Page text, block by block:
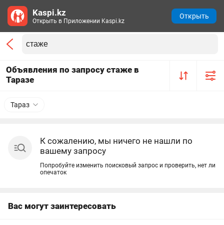
Объявления по запросу стаже в
Таразе
Тараз
К сожалению, мы ничего не нашли по
вашему запросу
Попробуйте изменить поисковый запрос и проверить, нет ли
опечаток
Вас могут заинтересовать
Kaspi.kz
Открыть в Приложении Kaspi.kz
Открыть